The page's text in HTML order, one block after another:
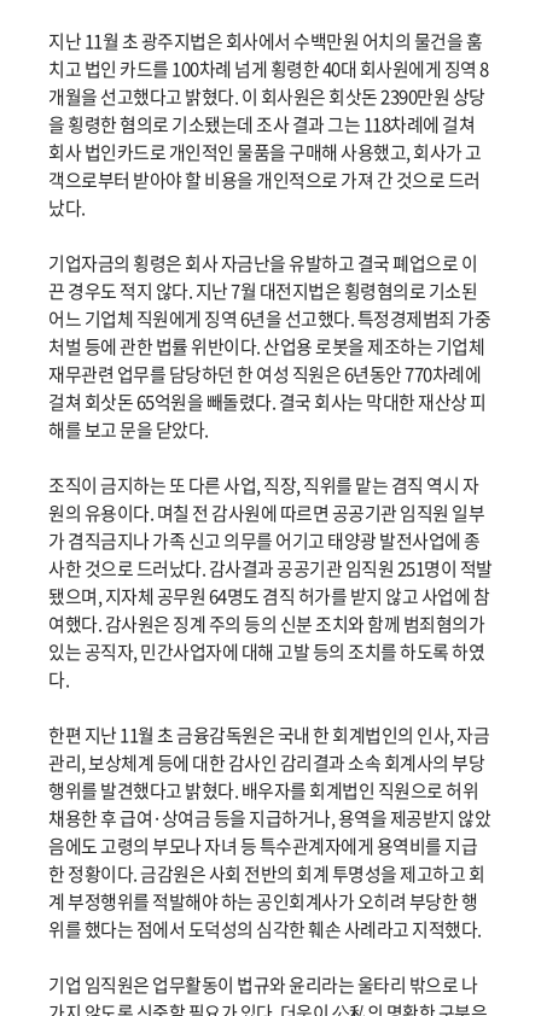
지난 11월 초 광주지법은 회사에서 수백만원 어치의 물건을 훔
치고 법인 카드를 100차례 넘게 횡령한 40대 회사원에게 징역 8
개월을 선고했다고 밝혔다. 이 회사원은 회삿돈 2390만원 상당
을 횡령한 혐의로 기소됐는데 조사 결과 그는 118차례에 걸쳐
회사 법인카드로 개인적인 물품을 구매해 사용했고, 회사가 고
객으로부터 받아야 할 비용을 개인적으로 가져 간 것으로 드러
났다.
기업자금의 횡령은 회사 자금난을 유발하고 결국 폐업으로 이
끈 경우도 적지 않다. 지난 7월 대전지법은 횡령혐의로 기소된
어느 기업체 직원에게 징역 6년을 선고했다. 특정경제범죄 가중
처벌 등에 관한 법률 위반이다. 산업용 로봇을 제조하는 기업체
재무관련 업무를 담당하던 한 여성 직원은 6년동안 770차례에
걸쳐 회삿돈 65억원을 빼돌렸다. 결국 회사는 막대한 재산상 피
해를 보고 문을 닫았다.
조직이 금지하는 또 다른 사업, 직장, 직위를 맡는 겸직 역시 자
원의 유용이다. 며칠 전 감사원에 따르면 공공기관 임직원 일부
가 겸직금지나 가족 신고 의무를 어기고 태양광 발전사업에 종
사한 것으로 드러났다. 감사결과 공공기관 임직원 251명이 적발
됐으며, 지자체 공무원 64명도 겸직 허가를 받지 않고 사업에 참
여했다. 감사원은 징계 주의 등의 신분 조치와 함께 범죄혐의가
있는 공직자, 민간사업자에 대해 고발 등의 조치를 하도록 하였
다.
한편 지난 11월 초 금융감독원은 국내 한 회계법인의 인사, 자금
관리, 보상체계 등에 대한 감사인 감리결과 소속 회계사의 부당
행위를 발견했다고 밝혔다. 배우자를 회계법인 직원으로 허위
채용한 후 급여·상여금 등을 지급하거나, 용역을 제공받지 않았
음에도 고령의 부모나 자녀 등 특수관계자에게 용역비를 지급
한 정황이다. 금감원은 사회 전반의 회계 투명성을 제고하고 회
계 부정행위를 적발해야 하는 공인회계사가 오히려 부당한 행
위를 했다는 점에서 도덕성의 심각한 훼손 사례라고 지적했다.
기업 임직원은 업무활동이 법규와 윤리라는 울타리 밖으로 나